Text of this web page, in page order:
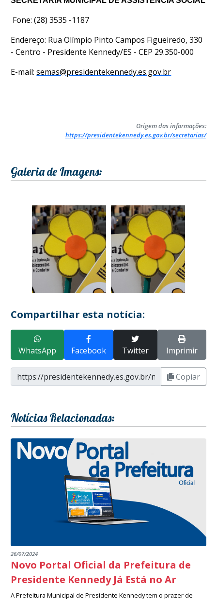
Fone: (28) 3535 -1187
Endereço: Rua Olímpio Pinto Campos Figueiredo, 330
- Centro - Presidente Kennedy/ES - CEP 29.350-000
E-mail:semas@presidentekennedy.es.gov.br
Origem das informações:
https://presidentekennedy.es.gov.br/secretarias/
Galeria de Imagens:
Compartilhar esta notícia:
WhatsApp Facebook Twitter Imprimir
Copiar
Notícias Relacionadas:
26/07/2024
Novo Portal Oficial da Prefeitura de
Presidente Kennedy Já Está no Ar
A Prefeitura Municipal de Presidente Kennedy tem o prazer de